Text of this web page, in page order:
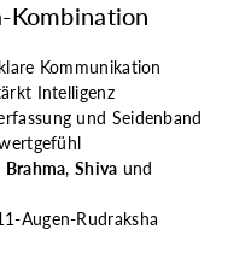
Kombination
Kommunikation
Intelligenz
und Seidenband
Brahma,Shiva und
Augen-Rudraksha